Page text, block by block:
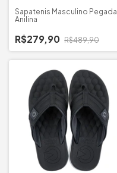
Sapatenis Masculino Pegada
Anilina
R$279,90 R$489,90